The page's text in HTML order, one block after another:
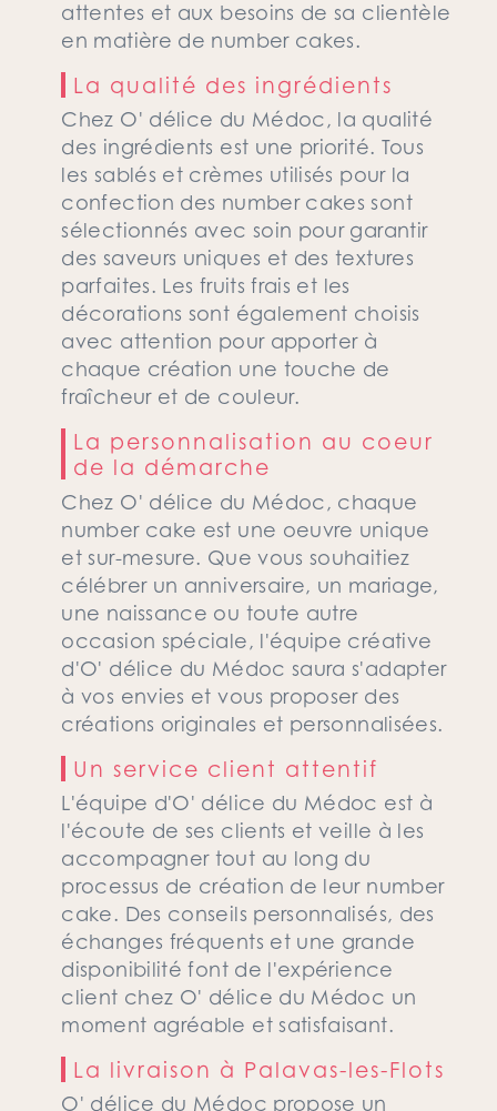
attentes et aux besoins de sa clientèle
en matière de number cakes.
La qualité des ingrédients
Chez O' délice du Médoc, la qualité
des ingrédients est une priorité. Tous
les sablés et crèmes utilisés pour la
confection des number cakes sont
sélectionnés avec soin pour garantir
des saveurs uniques et des textures
parfaites. Les fruits frais et les
décorations sont également choisis
avec attention pour apporter à
chaque création une touche de
fraîcheur et de couleur.
La personnalisation au coeur
de la démarche
Chez O' délice du Médoc, chaque
number cake est une oeuvre unique
et sur-mesure. Que vous souhaitiez
célébrer un anniversaire, un mariage,
une naissance ou toute autre
occasion spéciale, l'équipe créative
d'O' délice du Médoc saura s'adapter
à vos envies et vous proposer des
créations originales et personnalisées.
Un service client attentif
L'équipe d'O' délice du Médoc est à
l'écoute de ses clients et veille à les
accompagner tout au long du
processus de création de leur number
cake. Des conseils personnalisés, des
échanges fréquents et une grande
disponibilité font de l'expérience
client chez O' délice du Médoc un
moment agréable et satisfaisant.
La livraison à Palavas-les-Flots
O' délice du Médoc propose un